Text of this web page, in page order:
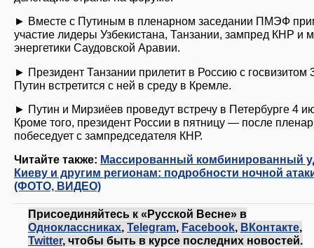
► Вместе с Путиным в пленарном заседании ПМЭФ
участие лидеры Узбекистана, Танзании, зампред КНР и
энергетики Саудовской Аравии.
► Президент Танзании прилетит в Россию с госвизитом
Путин встретится с ней в среду в Кремле.
► Путин и Мирзиёев проведут встречу в Петербурге 4
Кроме того, президент России в пятницу — после
побеседует с зампредседателя КНР.
Читайте также: Массированный комбинированный
Киеву и другим регионам: подробности ночной
(ФОТО, ВИДЕО)
Присоединяйтесь к «Русской Весне» в
Одноклассниках, Telegram, Facebook, ВКонтакте,
Twitter, чтобы быть в курсе последних новостей.